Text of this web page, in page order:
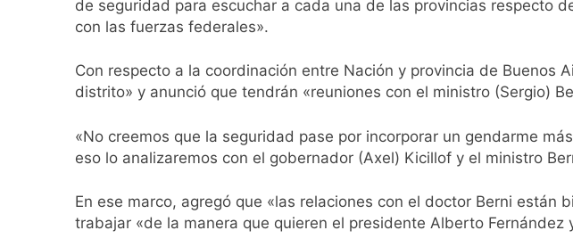
Transporte: un asistente virtual para
Una gran convocatoria en la obra teatral
14 Horas Atrás
Marcha al Congreso: cortes, desvíos y
17 Horas Atrás
Tormentas severas y fuertes ráfagas de
Senado debate el proyecto sobre
20 Horas Atrás
de seguridad para escuchar a cada una de las provincias respecto
con las fuerzas federales».
Con respecto a la coordinación entre Nación y provincia de Buenos
distrito» y anunció que tendrán «reuniones con el ministro (Sergio)
«No creemos que la seguridad pase por incorporar un gendarme
eso lo analizaremos con el gobernador (Axel) Kicillof y el ministro
En ese marco, agregó que «las relaciones con el doctor Berni
trabajar «de la manera que quieren el presidente Alberto Fernández